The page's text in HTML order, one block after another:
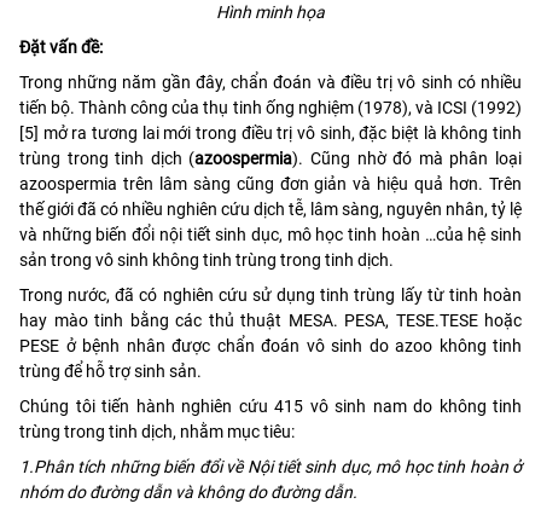
Hình minh họa
Đặt vấn đề:
Trong những năm gần đây, chẩn đoán và điều trị vô sinh có nhiều
tiến bộ. Thành công của thụ tinh ống nghiệm (1978), và ICSI (1992)
[5] mở ra tương lai mới trong điều trị vô sinh, đặc biệt là không tinh
trùng trong tinh dịch (azoospermia). Cũng nhờ đó mà phân loại
azoospermia trên lâm sàng cũng đơn giản và hiệu quả hơn. Trên
thế giới đã có nhiều nghiên cứu dịch tễ, lâm sàng, nguyên nhân, tỷ lệ
và những biến đổi nội tiết sinh dục, mô học tinh hoàn …của hệ sinh
sản trong vô sinh không tinh trùng trong tinh dịch.
Trong nước, đã có nghiên cứu sử dụng tinh trùng lấy từ tinh hoàn
hay mào tinh bằng các thủ thuật MESA. PESA, TESE.TESE hoặc
PESE ở bệnh nhân được chẩn đoán vô sinh do azoo không tinh
trùng để hỗ trợ sinh sản.
Chúng tôi tiến hành nghiên cứu 415 vô sinh nam do không tinh
trùng trong tinh dịch, nhằm mục tiêu:
1.Phân tích những biến đổi về Nội tiết sinh dục, mô học tinh hoàn ở
nhóm do đường dẫn và không do đường dẫn.